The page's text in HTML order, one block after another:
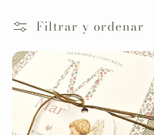
l
e
c
Filtrar y ordenar